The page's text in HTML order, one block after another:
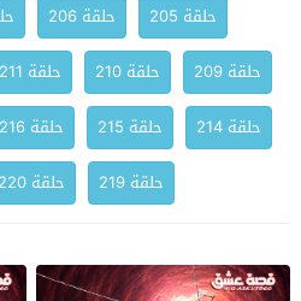
حلقة 205
حلقة 206
حلقة 209
حلقة 210 حلقة 211
حلقة 214
حلقة 215 حلقة 216
حلقة 219
حلقة 220